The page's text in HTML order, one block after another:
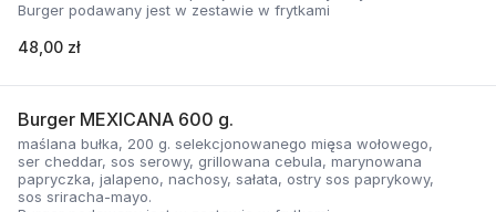
Burger podawany jest w zestawie w frytkami
48,00 zł
Burger MEXICANA 600 g.
maślana bułka, 200 g. selekcjonowanego mięsa wołowego,
ser cheddar, sos serowy, grillowana cebula, marynowana
papryczka, jalapeno, nachosy, sałata, ostry sos paprykowy,
sos sriracha-mayo.